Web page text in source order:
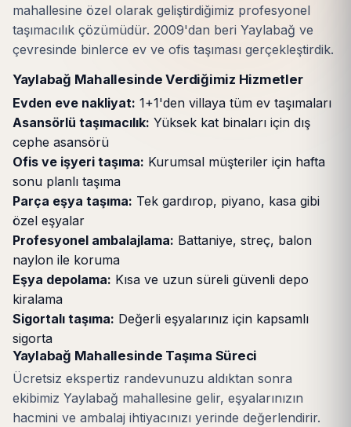
mahallesine özel olarak geliştirdiğimiz profesyonel
taşımacılık çözümüdür. 2009'dan beri Yaylabağ ve
çevresinde binlerce ev ve ofis taşıması gerçekleştirdik.
Yaylabağ Mahallesinde Verdiğimiz Hizmetler
Evden eve nakliyat: 1+1'den villaya tüm ev taşımaları
Asansörlü taşımacılık: Yüksek kat binaları için dış
cephe asansörü
Ofis ve işyeri taşıma: Kurumsal müşteriler için hafta
sonu planlı taşıma
Parça eşya taşıma: Tek gardırop, piyano, kasa gibi
özel eşyalar
Profesyonel ambalajlama: Battaniye, streç, balon
naylon ile koruma
Eşya depolama: Kısa ve uzun süreli güvenli depo
kiralama
Sigortalı taşıma: Değerli eşyalarınız için kapsamlı
sigorta
Yaylabağ Mahallesinde Taşıma Süreci
Ücretsiz ekspertiz randevunuzu aldıktan sonra
ekibimiz Yaylabağ mahallesine gelir, eşyalarınızın
hacmini ve ambalaj ihtiyacınızı yerinde değerlendirir.